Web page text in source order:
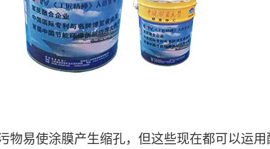
易使涂膜产生缩孔，但这些现在都可以运